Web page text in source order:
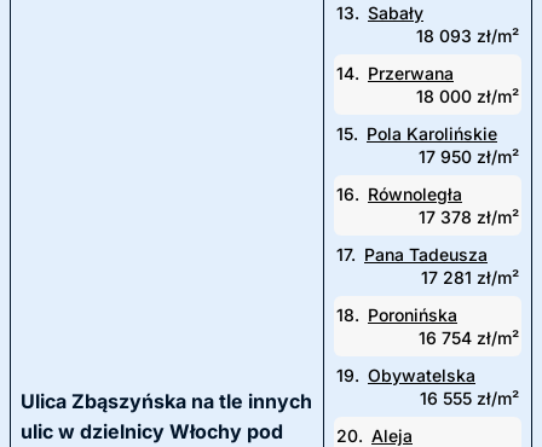
Ulica Zbąszyńska na tle innych
ulic w dzielnicy Włochy pod
13. Sabały
18 093 zł/m²
14. Przerwana
18 000 zł/m²
15. Pola Karolińskie
17 950 zł/m²
16. Równoległa
17 378 zł/m²
17. Pana Tadeusza
17 281 zł/m²
18. Poronińska
16 754 zł/m²
19. Obywatelska
16 555 zł/m²
20. Aleja